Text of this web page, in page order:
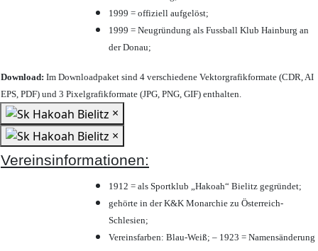
1999 = offiziell aufgelöst;
1999 = Neugründung als Fussball Klub Hainburg an
der Donau;
Download: Im Downloadpaket sind 4 verschiedene Vektorgrafikformate (CDR, AI
EPS, PDF) und 3 Pixelgrafikformate (JPG, PNG, GIF) enthalten.
×
×
Vereinsinformationen:
1912 = als Sportklub „Hakoah“ Bielitz gegründet;
gehörte in der K&K Monarchie zu Österreich-
Schlesien;
Vereinsfarben: Blau-Weiß; – 1923 = Namensänderung